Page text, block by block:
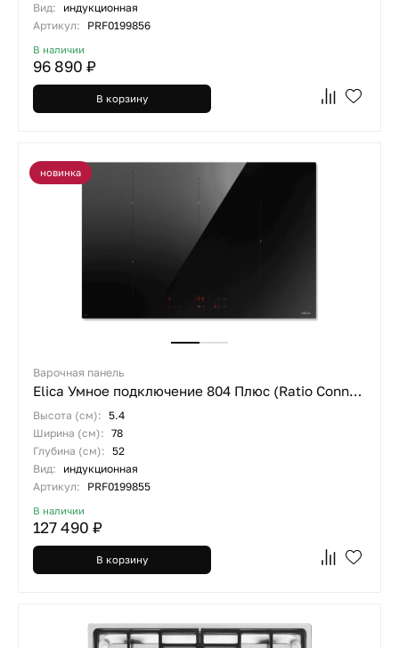
Вид:
индукционная
Артикул:
PRF0199856
В наличии
96 890 ₽
В корзину
новинка
Варочная панель
Elica Умное подключение 804 Плюс (Ratio Connex 804 Plus)
Высота (см): 5.4
Ширина (см): 78
Глубина (см): 52
Вид:
индукционная
Артикул:
PRF0199855
В наличии
127 490 ₽
В корзину